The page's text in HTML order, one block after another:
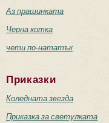
Аз прашинката
Черна котка
чети по-нататък
Приказки
Коледната звезда
Приказка за светулката